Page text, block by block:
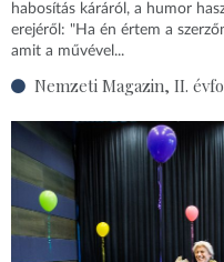
habosítás káráról, a humor
erejéről: "Ha én értem a
amit a művével...
Nemzeti Magazin, II.